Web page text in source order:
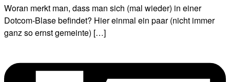
Woran merkt man, dass man sich (mal wieder) in einer
Dotcom-Blase befindet? Hier einmal ein paar (nicht immer
ganz so ernst gemeinte) […]